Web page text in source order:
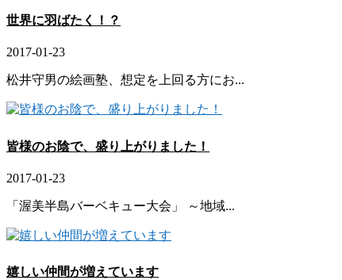
世界に羽ばたく！？
2017-01-23
松井守男の絵画塾、想定を上回る方にお...
皆様のお陰で、盛り上がりました！
2017-01-23
「渥美半島バーベキュー大会」 ～地域...
嬉しい仲間が増えています